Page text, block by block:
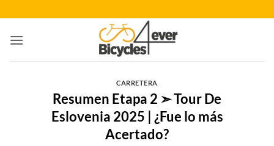
al
contenido
CARRETERA
Resumen Etapa 2 ➣ Tour De
Eslovenia 2025 | ¿Fue lo más
Acertado?